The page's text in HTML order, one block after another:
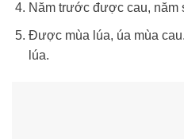
Năm trước được cau, năm
Được mùa lúa, úa mùa
lúa.